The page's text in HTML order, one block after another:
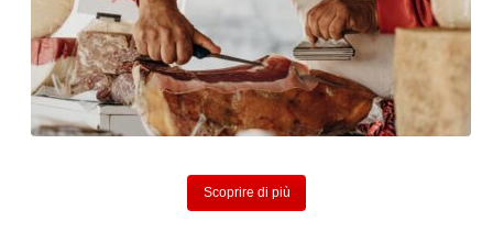
Scoprire di più